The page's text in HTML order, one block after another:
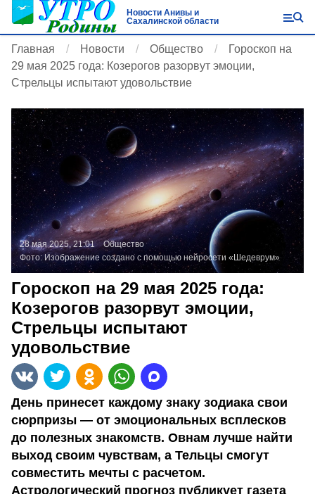
Новости Анивы и
Сахалинской области
Главная Новости Общество
Гороскоп на
29 мая 2025 года: Козерогов разорвут эмоции,
Стрельцы испытают удовольствие
28 мая 2025, 21:01
Общество
Фото: Изображение создано с помощью нейросети «Шедеврум»
Гороскоп на 29 мая 2025 года:
Козерогов разорвут эмоции,
Стрельцы испытают
удовольствие
День принесет каждому знаку зодиака свои
сюрпризы — от эмоциональных всплесков
до полезных знакомств. Овнам лучше найти
выход своим чувствам, а Тельцы смогут
совместить мечты с расчетом.
Астрологический прогноз публикует газета